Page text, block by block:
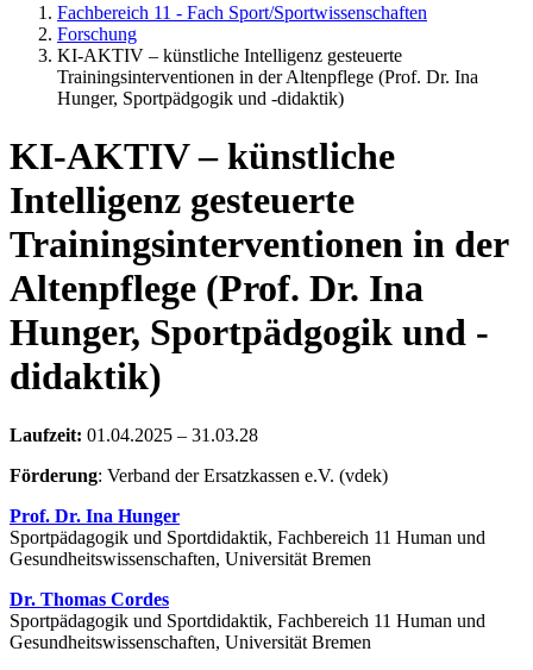
Fachbereich 11 - Fach Sport/Sportwissenschaften
Forschung
KI-AKTIV – künstliche Intelligenz gesteuerte
Trainingsinterventionen in der Altenpflege (Prof. Dr. Ina
Hunger, Sportpädgogik und -didaktik)
KI-AKTIV – künstliche
Intelligenz gesteuerte
Trainingsinterventionen in der
Altenpflege (Prof. Dr. Ina
Hunger, Sportpädgogik und -
didaktik)
Laufzeit: 01.04.2025 – 31.03.28
Förderung: Verband der Ersatzkassen e.V. (vdek)
Prof. Dr. Ina Hunger
Sportpädagogik und Sportdidaktik, Fachbereich 11 Human und
Gesundheitswissenschaften, Universität Bremen
Dr. Thomas Cordes
Sportpädagogik und Sportdidaktik, Fachbereich 11 Human und
Gesundheitswissenschaften, Universität Bremen